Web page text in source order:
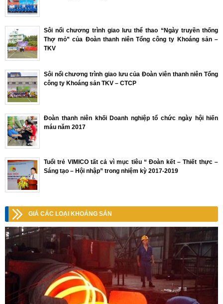
Sôi nổi chương trình giao lưu thể thao “Ngày truyền thống
Thợ mỏ” của Đoàn thanh niên Tổng công ty Khoáng sản –
TKV
Sôi nổi chương trình giao lưu của Đoàn viên thanh niên Tổng
công ty Khoáng sản TKV – CTCP
Đoàn thanh niên khối Doanh nghiệp tổ chức ngày hội hiến
máu năm 2017
Tuổi trẻ VIMICO tất cả vì mục tiêu “ Đoàn kết – Thiết thực –
Sáng tạo – Hội nhập” trong nhiệm kỳ 2017-2019
GIÁ CÁC LOẠI KHOÁNG SẢN